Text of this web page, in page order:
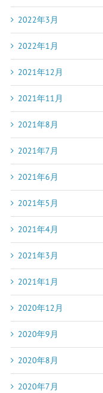
2022年3月
2022年1月
2021年12月
2021年11月
2021年8月
2021年7月
2021年6月
2021年5月
2021年4月
2021年3月
2021年1月
2020年12月
2020年9月
2020年8月
2020年7月